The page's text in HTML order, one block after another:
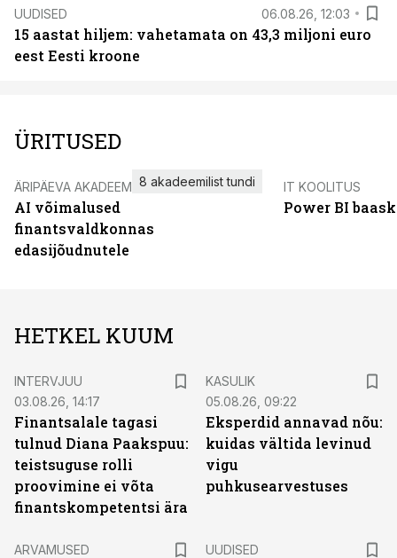
UUDISED 06.08.26, 12:03
15 aastat hiljem: vahetamata on 43,3 miljoni euro
eest Eesti kroone
ÜRITUSED
ÄRIPÄEVA AKADEEMIA
AI võimalused
finantsvaldkonnas
edasijõudnutele
8 akadeemilist tundi IT KOOLITUS
Power BI
HETKEL KUUM
INTERVJUU
03.08.26, 14:17
Finantsalale tagasi
tulnud Diana Paakspuu:
teistsuguse rolli
proovimine ei võta
finantskompetentsi ära
KASULIK
05.08.26, 09:22
Eksperdid annavad nõu:
kuidas vältida levinud
vigu
puhkusearvestuses
ARVAMUSED
UUDISED